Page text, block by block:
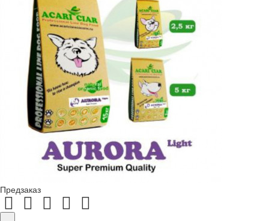
Предзаказ